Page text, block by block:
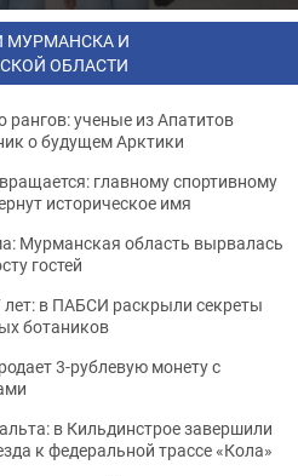
МУРМАНСКА И
ОБЛАСТИ
рангов: ученые из Апатитов
о будущем Арктики
главному спортивному
историческое имя
Мурманская область вырвалась
гостей
лет: в ПАБСИ раскрыли секреты
ботаников
3-рублевую монету с
в Кильдинстрое завершили
к федеральной трассе «Кола»